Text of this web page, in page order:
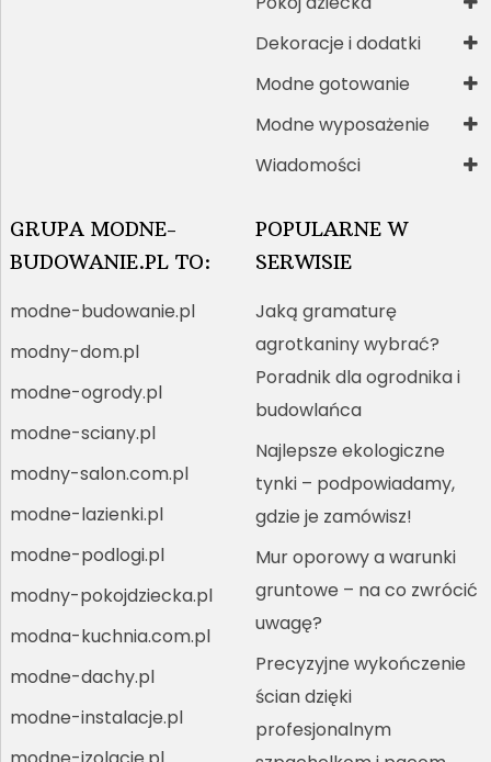
Dekoracje i dodatki
Modne gotowanie
Modne wyposażenie
Wiadomości
GRUPA MODNE-
BUDOWANIE.PL TO:
modne-budowanie.pl
modny-dom.pl
modne-ogrody.pl
modne-sciany.pl
modny-salon.com.pl
modne-lazienki.pl
modne-podlogi.pl
modny-pokojdziecka.pl
modna-kuchnia.com.pl
modne-dachy.pl
modne-instalacje.pl
POPULARNE W
SERWISIE
Jaką gramaturę
agrotkaniny wybrać?
Poradnik dla ogrodnika i
budowlańca
Najlepsze ekologiczne
tynki – podpowiadamy,
gdzie je zamówisz!
Mur oporowy a warunki
gruntowe – na co zwrócić
uwagę?
Precyzyjne wykończenie
ścian dzięki
profesjonalnym